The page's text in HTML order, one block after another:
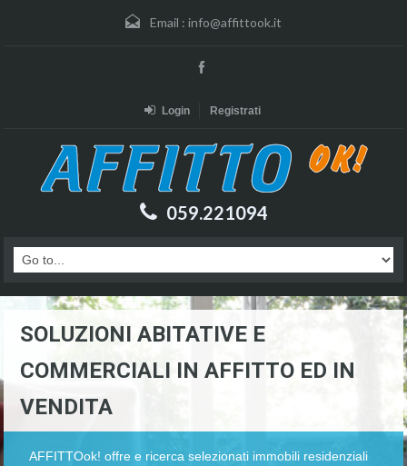
Email : info@affittook.it
Login Registrati
059.221094
SOLUZIONI ABITATIVE E
COMMERCIALI IN AFFITTO ED IN
VENDITA
AFFITTOok! offre e ricerca selezionati immobili residenziali